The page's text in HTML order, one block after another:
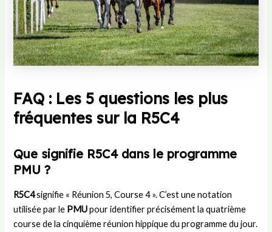
FAQ : Les 5 questions les plus
fréquentes sur la R5C4
Que signifie R5C4 dans le programme
PMU ?
R5C4signifie « Réunion 5, Course 4 ». C’est une notation
utilisée par le PMUpour identifier précisément la quatrième
course de la cinquième réunion hippique du programme du jour.